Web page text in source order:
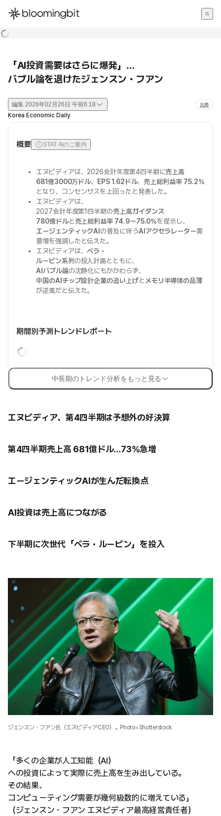
한국어
「AI投資需要はさらに爆発」…
バブル論を退けたジェンスン・フアン
編集 2026年02月26日 午前6:18 出典
Korea Economic Daily
概要 STAT AIのご案内
エヌビディアは、2026会計年度第4四半期に売上高
681億3000万ドル、 EPS 1.62ドル、 売上総利益率 75.2%
となり、コンセンサスを上回ったと発表した。
エヌビディアは、
2027会計年度第1四半期の売上高ガイダンス
780億ドルと売上総利益率 74.9〜75.0%を提示し、
エージェンティックAI の普及に伴うAIアクセラレーター需
要増を強調したと伝えた。
エヌビディアは、ベラ・
ルービン系列 の投入計画とともに、
AIバブル論の沈静化にもかかわらず、
中国のAIチップ設計企業の追い上げとメモリ半導体の品薄
が逆風だと伝えた。
期間別予測トレンドレポート
中長期のトレンド分析をもっと見る
エヌビディア、第4四半期は予想外の好決算
第4四半期売上高 681億ドル…73%急増
エージェンティックAIが生んだ転換点
AI投資は売上高につながる
下半期に次世代「ベラ・ルービン」を投入
ジェンスン・フアン氏（エヌビディアCEO）。Photo=Shutterstock
「多くの企業が人工知能（AI）
への投資によって実際に売上高を生み出している。
その結果、
コンピューティング需要が幾何級数的に増えている」
（ジェンスン・フアン エヌビディア最高経営責任者）